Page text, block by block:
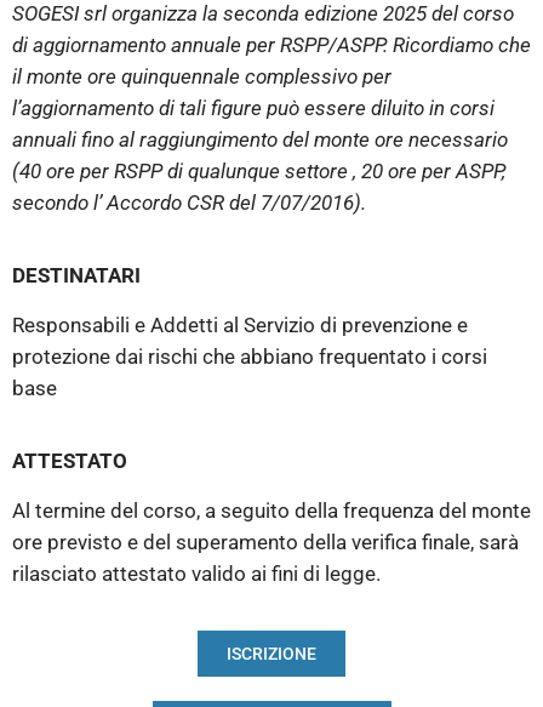
SOGESI srl organizza la seconda edizione 2025 del corso
di aggiornamento annuale per RSPP/ASPP. Ricordiamo che
il monte ore quinquennale complessivo per
l’aggiornamento di tali figure può essere diluito in corsi
annuali fino al raggiungimento del monte ore necessario
(40 ore per RSPP di qualunque settore , 20 ore per ASPP,
secondo l’ Accordo CSR del 7/07/2016).
DESTINATARI
Responsabili e Addetti al Servizio di prevenzione e
protezione dai rischi che abbiano frequentato i corsi
base
ATTESTATO
Al termine del corso, a seguito della frequenza del monte
ore previsto e del superamento della verifica finale, sarà
rilasciato attestato valido ai fini di legge.
ISCRIZIONE